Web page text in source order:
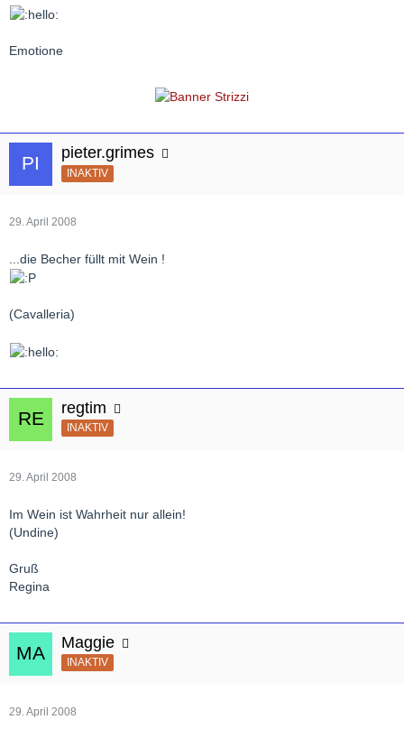
Emotione
pieter.grimes
INAKTIV
29. April 2008
...die Becher füllt mit Wein !
(Cavalleria)
regtim
INAKTIV
29. April 2008
Im Wein ist Wahrheit nur allein!
(Undine)
Gruß
Regina
Maggie
INAKTIV
29. April 2008